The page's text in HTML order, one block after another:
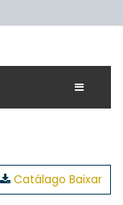
Catálago Baixar